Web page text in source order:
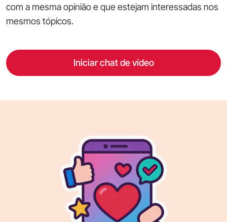
com a mesma opinião e que estejam interessadas nos
mesmos tópicos.
Iniciar chat de vídeo